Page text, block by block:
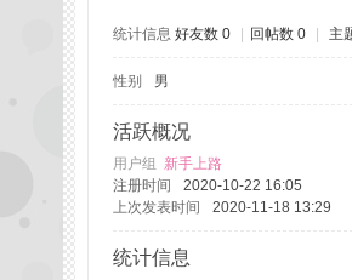
统计信息 好友数 0 回帖数 0 主
性别 男
活跃概况
用户组 新手上路
注册时间
2020-10-22 16:05
上次发表时间
2020-11-18 13:29
统计信息